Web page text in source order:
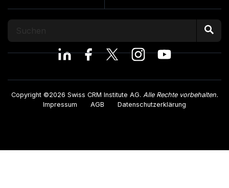
Copyright ©2026 Swiss CRM Institute AG. Alle Rechte vorbehalten.
Impressum
AGB Datenschutzerklärung